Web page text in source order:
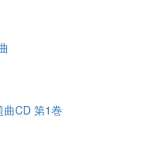
CD 第1巻